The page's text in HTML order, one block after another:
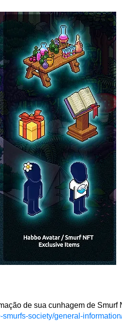
de sua cunhagem de Smurf
society/general-